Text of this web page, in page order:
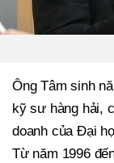
Ông Tâm sinh
kỹ sư hàng hải,
doanh của Đại
Từ năm 1996